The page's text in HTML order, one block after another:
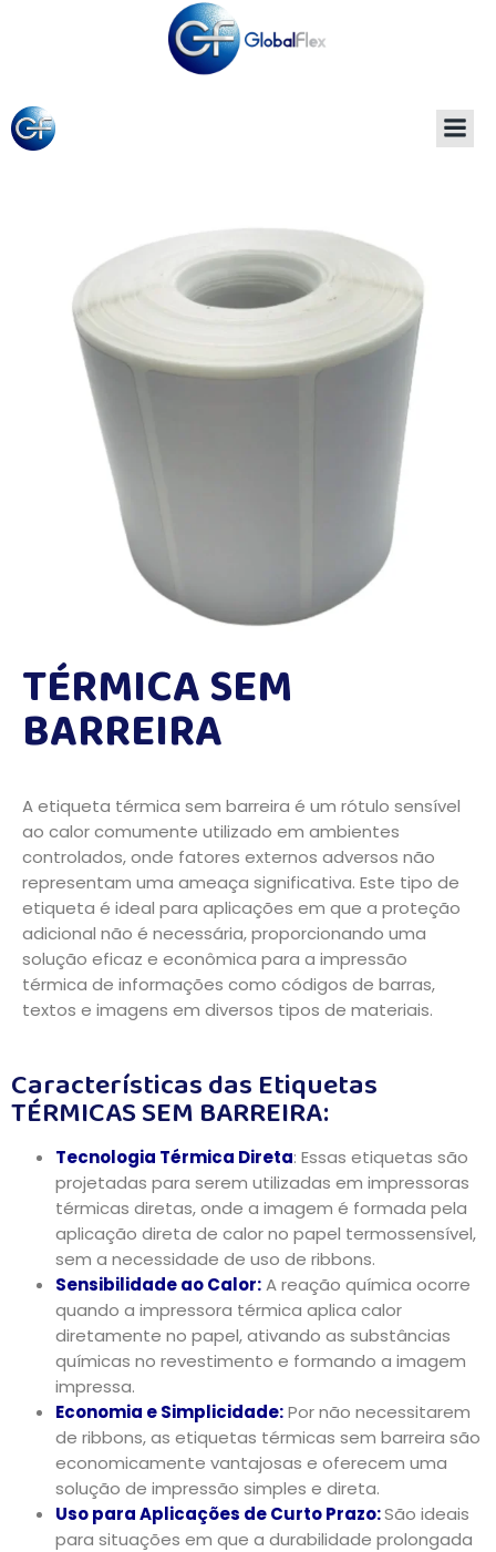
TÉRMICA SEM
BARREIRA
A etiqueta térmica sem barreira é um rótulo sensível
ao calor comumente utilizado em ambientes
controlados, onde fatores externos adversos não
representam uma ameaça significativa. Este tipo de
etiqueta é ideal para aplicações em que a proteção
adicional não é necessária, proporcionando uma
solução eficaz e econômica para a impressão
térmica de informações como códigos de barras,
textos e imagens em diversos tipos de materiais.
Características das Etiquetas
TÉRMICAS SEM BARREIRA:
Tecnologia Térmica Direta: Essas etiquetas são
projetadas para serem utilizadas em impressoras
térmicas diretas, onde a imagem é formada pela
aplicação direta de calor no papel termossensível,
sem a necessidade de uso de ribbons.
Sensibilidade ao Calor:A reação química ocorre
quando a impressora térmica aplica calor
diretamente no papel, ativando as substâncias
químicas no revestimento e formando a imagem
impressa.
Economia e Simplicidade:Por não necessitarem
de ribbons, as etiquetas térmicas sem barreira são
economicamente vantajosas e oferecem uma
solução de impressão simples e direta.
Uso para Aplicações de Curto Prazo:São ideais
para situações em que a durabilidade prolongada